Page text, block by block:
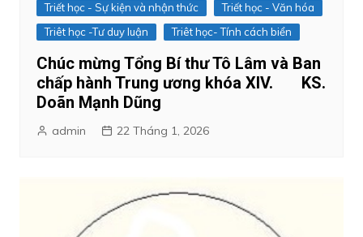
Triết học - Sự kiện và nhận thức
Triết học - Văn hóa
Triêt học -Tư duy luận
Triêt học- Tính cách biển
Chúc mừng Tổng Bí thư Tô Lâm và Ban
chấp hành Trung ương khóa XIV. KS.
Doãn Mạnh Dũng
admin 22 Tháng 1, 2026